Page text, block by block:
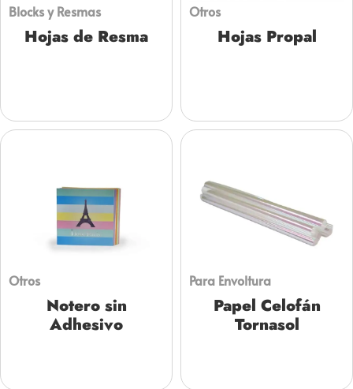
Blocks y Resmas
Hojas de Resma
Otros
Hojas Propal
Otros
Notero sin
Adhesivo
Para Envoltura
Papel Celofán
Tornasol